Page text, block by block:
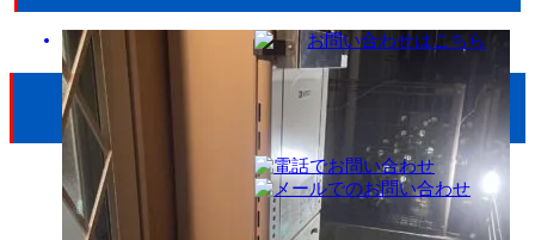
リフォームメニュー
リフォームメニュー一覧